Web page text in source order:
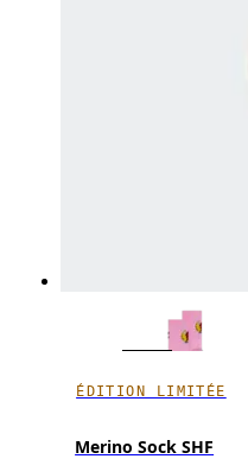
ÉDITION LIMITÉE
Merino Sock SHF